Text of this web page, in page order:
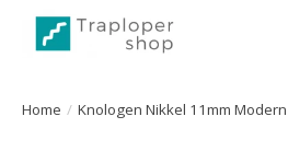
Home / Knologen Nikkel 11mm Modern